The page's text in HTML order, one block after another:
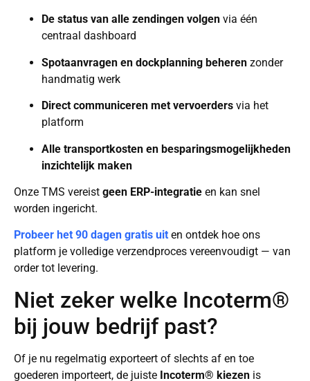
De status van alle zendingen volgen via één
centraal dashboard
Spotaanvragen en dockplanning beheren zonder
handmatig werk
Direct communiceren met vervoerders via het
platform
Alle transportkosten en besparingsmogelijkheden
inzichtelijk maken
Onze TMS vereist geen ERP-integratie en kan snel
worden ingericht.
Probeer het 90 dagen gratis uit en ontdek hoe ons
platform je volledige verzendproces vereenvoudigt — van
order tot levering.
Niet zeker welke Incoterm®
bij jouw bedrijf past?
Of je nu regelmatig exporteert of slechts af en toe
goederen importeert, de juiste Incoterm® kiezen is